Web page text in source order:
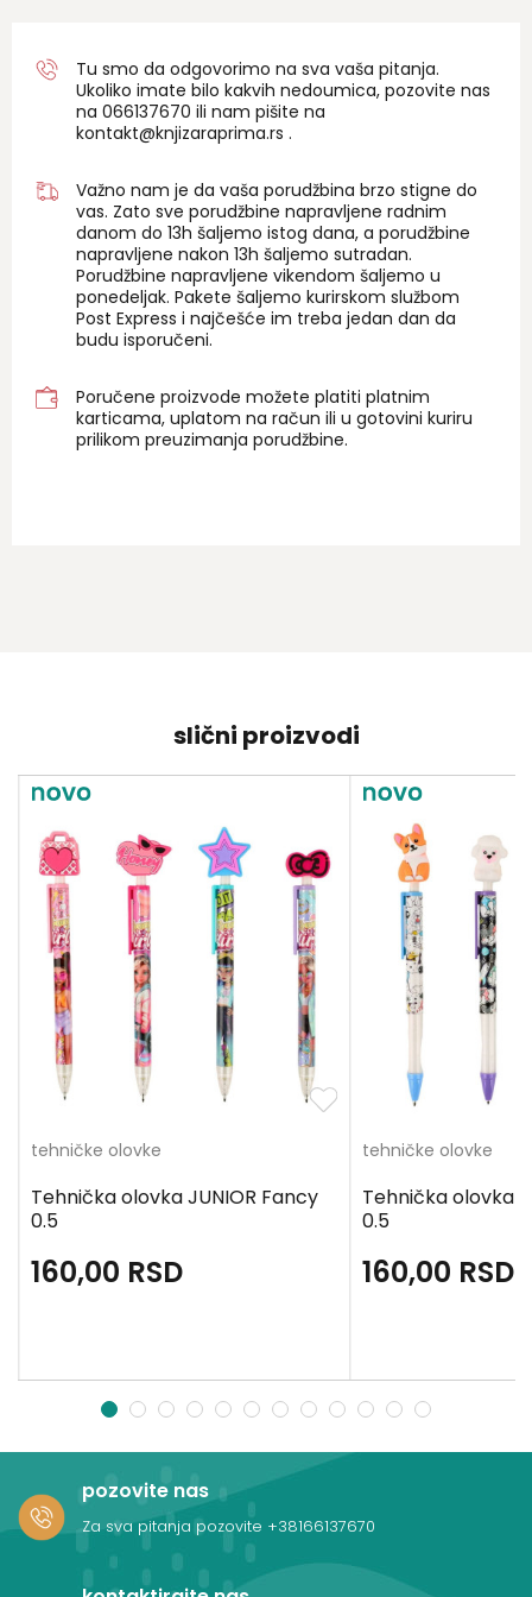
fluo narandžasta
fluo narandžasta
fluo narandžasta
fluo narandžasta
burgundy
plava
fluo plava
fluo zelena
Tu smo da odgovorimo na sva vaša pitanja.
Ukoliko imate bilo kakvih nedoumica, pozovite nas
na 066137670 ili nam pišite na
kontakt@knjizaraprima.rs .
Važno nam je da vaša porudžbina brzo stigne do
vas. Zato sve porudžbine napravljene radnim
danom do 13h šaljemo istog dana, a porudžbine
napravljene nakon 13h šaljemo sutradan.
Porudžbine napravljene vikendom šaljemo u
ponedeljak. Pakete šaljemo kurirskom službom
Post Express i najčešće im treba jedan dan da
budu isporučeni.
Poručene proizvode možete platiti platnim
karticama, uplatom na račun ili u gotovini kuriru
prilikom preuzimanja porudžbine.
slični proizvodi
tehničke olovke
Tehnička olovka JUNIOR Fancy
0.5
160,00 RSD
tehničke olovke
Tehnička olovka
0.5
160,00 RSD
1 2 3 4 5 6 7 8 9 10 11 12
pozovite nas
Za sva pitanja pozovite +38166137670